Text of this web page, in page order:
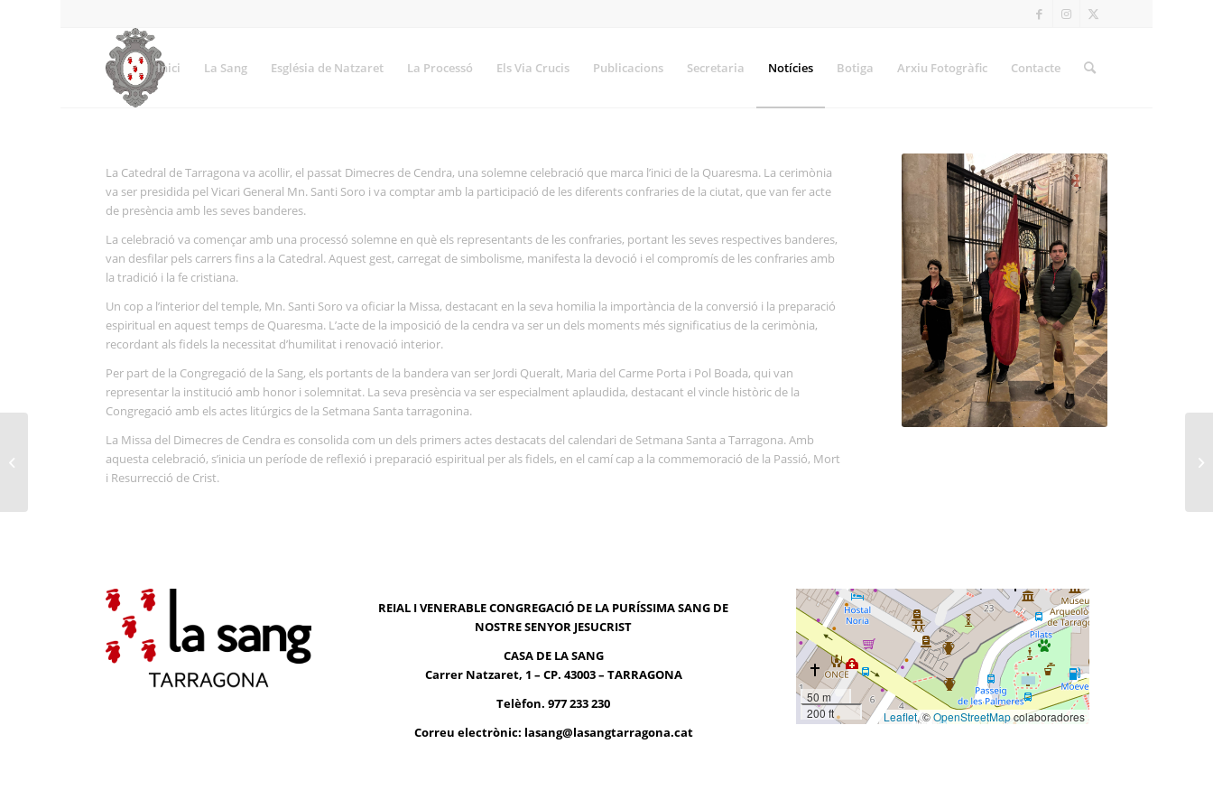
Inici La Sang Església de Natzaret La Processó Els Via Crucis Publicacions Secretaria Notícies Botiga Arxiu Fotogràfic Contacte
La Catedral de Tarragona va acollir, el passat Dimecres de Cendra, una solemne celebració que marca l’inici de la Quaresma. La cerimònia
va ser presidida pel Vicari General Mn. Santi Soro i va comptar amb la participació de les diferents confraries de la ciutat, que van fer acte
de presència amb les seves banderes.
La celebració va començar amb una processó solemne en què els representants de les confraries, portant les seves respectives banderes,
van desfilar pels carrers fins a la Catedral. Aquest gest, carregat de simbolisme, manifesta la devoció i el compromís de les confraries amb
la tradició i la fe cristiana.
Un cop a l’interior del temple, Mn. Santi Soro va oficiar la Missa, destacant en la seva homilia la importància de la conversió i la preparació
espiritual en aquest temps de Quaresma. L’acte de la imposició de la cendra va ser un dels moments més significatius de la cerimònia,
recordant als fidels la necessitat d’humilitat i renovació interior.
Per part de la Congregació de la Sang, els portants de la bandera van ser Jordi Queralt, Maria del Carme Porta i Pol Boada, qui van
representar la institució amb honor i solemnitat. La seva presència va ser especialment aplaudida, destacant el vincle històric de la
Congregació amb els actes litúrgics de la Setmana Santa tarragonina.
La Missa del Dimecres de Cendra es consolida com un dels primers actes destacats del calendari de Setmana Santa a Tarragona. Amb
aquesta celebració, s’inicia un període de reflexió i preparació espiritual per als fidels, en el camí cap a la commemoració de la Passió, Mort
i Resurrecció de Crist.
REIAL I VENERABLE CONGREGACIÓ DE LA PURÍSSIMA SANG DE
NOSTRE SENYOR JESUCRIST
CASA DE LA SANG
Carrer Natzaret, 1 – CP. 43003 – TARRAGONA
Telèfon. 977 233 230
Correu electrònic: lasang@lasangtarragona.cat
50 m
200 ft
Leaflet, ©OpenStreetMapcolaboradores
Presentació del cartell
de la Processó del Sant
Enterrament 2025